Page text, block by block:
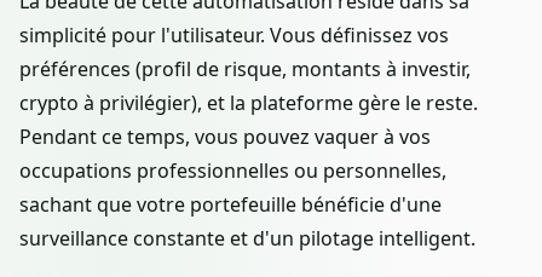
simplicité pour l'utilisateur. Vous définissez vos
préférences (profil de risque, montants à investir,
crypto à privilégier), et la plateforme gère le reste.
Pendant ce temps, vous pouvez vaquer à vos
occupations professionnelles ou personnelles,
sachant que votre portefeuille bénéficie d'une
surveillance constante et d'un pilotage intelligent.